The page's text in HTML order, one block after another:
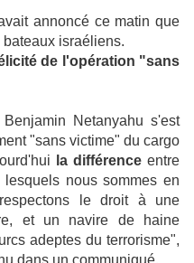
annoncé ce matin que
bateaux israéliens.
de l'opération "sans
Netanyahu s'est
"sans victime" du cargo
la différenceentre
nous sommes en
le droit à une
et un navire de haine
adeptes du terrorisme",